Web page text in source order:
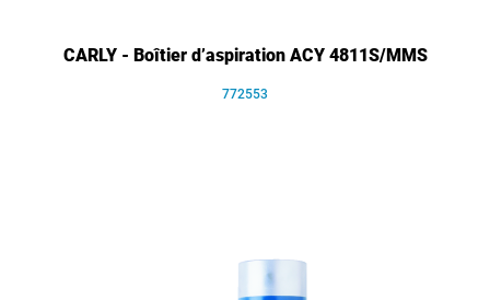
CARLY - Boîtier d’aspiration ACY 4811S/MMS
772553